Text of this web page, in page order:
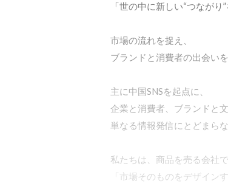
「世の中に新しい“つなが
市場の流れを捉え、
ブランドと消費者の出会い
主に中国SNSを起点に、
企業と消費者、ブランドと文
単なる情報発信にとどまら
私たちは、商品を売る会社
「市場そのものをデザイン